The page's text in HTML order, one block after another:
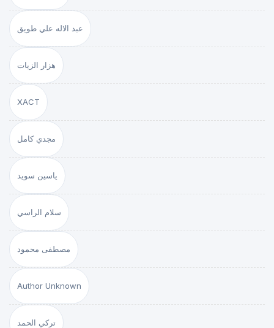
عبد الاله علي طويق
هزار الزيات
XACT
مجدي كامل
ياسين سويد
سلام الراسي
مصطفى محمود
Author Unknown
تركي الحمد